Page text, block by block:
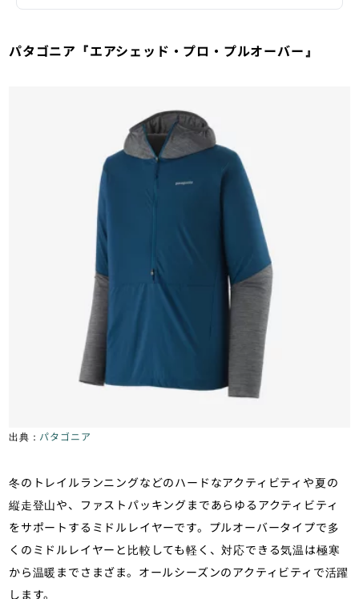
パタゴニア『エアシェッド・プロ・プルオーバー』
出典： パタゴニア
冬のトレイルランニングなどのハードなアクティビティや夏の
縦走登山や、ファストパッキングまであらゆるアクティビティ
をサポートするミドルレイヤーです。プルオーバータイプで多
くのミドルレイヤーと比較しても軽く、対応できる気温は極寒
から温暖までさまざま。オールシーズンのアクティビティで活躍
します。